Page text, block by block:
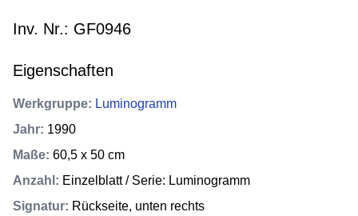
Inv. Nr.: GF0946
Eigenschaften
Werkgruppe: Luminogramm
Jahr: 1990
Maße: 60,5 x 50 cm
Anzahl : Einzelblatt / Serie: Luminogramm
Signatur: Rückseite, unten rechts